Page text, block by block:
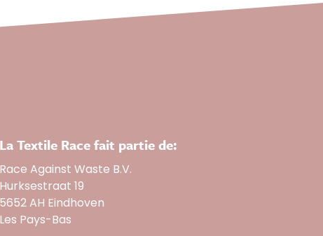
La Textile Race fait partie de:
Race Against Waste B.V.
Hurksestraat 19
5652 AH Eindhoven
Les Pays-Bas